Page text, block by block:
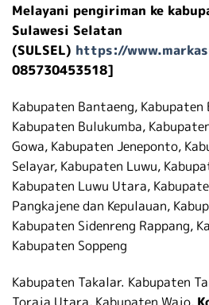
Melayani pengiriman ke
Sulawesi Selatan
(SULSEL) https://
085730453518]
Kabupaten Bantaeng, Kabupaten
Kabupaten Bulukumba,
Gowa, Kabupaten Jeneponto,
Selayar, Kabupaten Luwu,
Kabupaten Luwu Utara,
Pangkajene dan Kepulauan,
Kabupaten Sidenreng Rappang,
Kabupaten Soppeng
Kabupaten Takalar. Kabupaten
Toraja Utara, Kabupaten Wajo,